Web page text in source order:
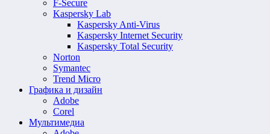
F-Secure
Kaspersky Lab
Kaspersky Anti-Virus
Kaspersky Internet Security
Kaspersky Total Security
Norton
Symantec
Trend Micro
Графика и дизайн
Adobe
Corel
Мультимедиа